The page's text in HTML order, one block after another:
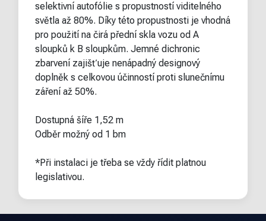
selektivní autofólie s propustností viditelného
světla až 80%. Díky této propustnosti je vhodná
pro použití na čirá přední skla vozu od A
sloupků k B sloupkům. Jemné dichronic
zbarvení zajišťuje nenápadný designový
doplněk s celkovou účinností proti slunečnímu
záření až 50%.
Dostupná šíře 1,52 m
Odběr možný od 1 bm
*Při instalaci je třeba se vždy řídit platnou
legislativou.